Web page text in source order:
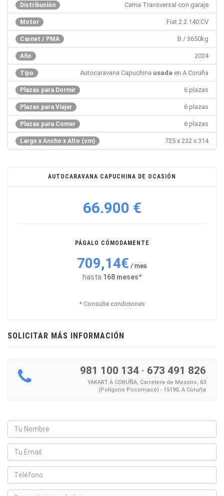
Distribución Cama Transversal con garaje
Motor Fiat 2.2 140 CV
Carnet / PMA B / 3650kg
Año 2024
Tipo Autocaravana Capuchina usada en A Coruña
Plazas para Dormir 6 plazas
Plazas para Viajar 6 plazas
Plazas para Comer 6 plazas
Largo x Ancho x Alto (cm) 725 x 232 x 314
AUTOCARAVANA CAPUCHINA DE OCASIÓN
66.900 €
PÁGALO CÓMODAMENTE
709,14€ / mes
hasta 168 meses*
* Consulte condiciones
SOLICITAR MÁS INFORMACIÓN
981 100 134 · 673 491 826
YAKART A CORUÑA, Carretera de Mesoiro, 63
(Polígono Pocomaco) - 15190, A Coruña